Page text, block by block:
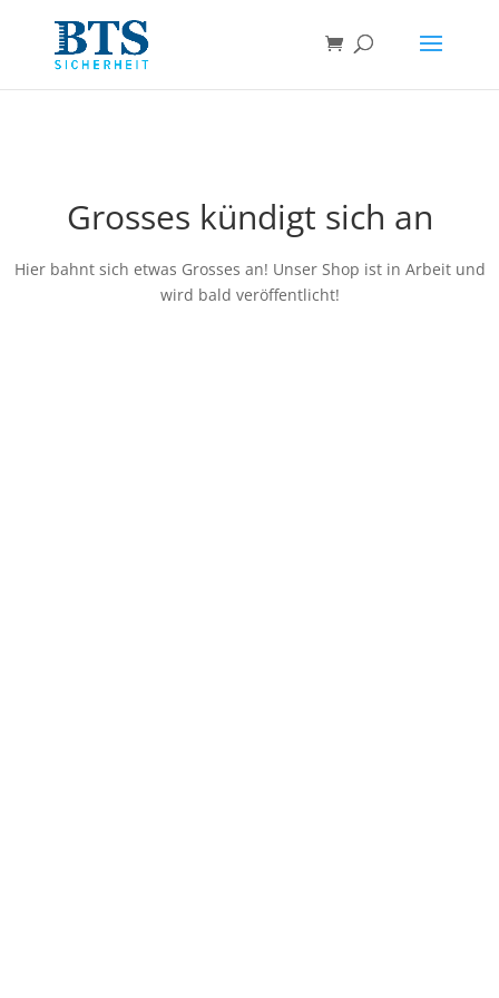
Grosses kündigt sich an
Hier bahnt sich etwas Grosses an! Unser Shop ist in Arbeit und
wird bald veröffentlicht!